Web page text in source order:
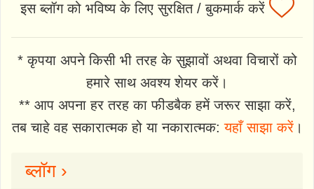
इस ब्लॉग को भविष्य के लिए सुरक्षित / बुकमार्क करें
* कृपया अपने किसी भी तरह के सुझावों अथवा विचारों को
हमारे साथ अवश्य शेयर करें।
** आप अपना हर तरह का फीडबैक हमें जरूर साझा करें,
तब चाहे वह सकारात्मक हो या नकारात्मक:यहाँ साझा करें।
ब्लॉग ›